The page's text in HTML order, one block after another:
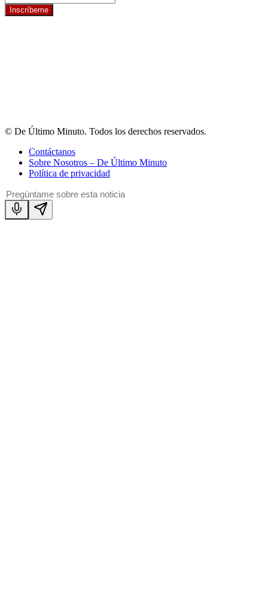
Inscríbeme
© De Último Minuto. Todos los derechos reservados.
Contáctanos
Sobre Nosotros – De Último Minuto
Política de privacidad